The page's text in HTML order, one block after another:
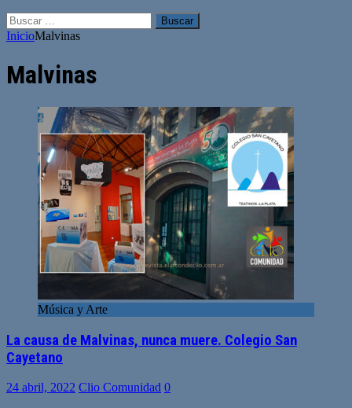
Buscar:
InicioMalvinas
Malvinas
Música y Arte
La causa de Malvinas, nunca muere. Colegio San
Cayetano
24 abril, 2022 Clio Comunidad 0